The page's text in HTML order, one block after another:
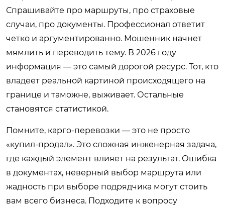
Спрашивайте про маршруты, про страховые
случаи, про документы. Профессионал ответит
четко и аргументированно. Мошенник начнет
мямлить и переводить тему. В 2026 году
информация — это самый дорогой ресурс. Тот, кто
владеет реальной картиной происходящего на
границе и таможне, выживает. Остальные
становятся статистикой.
Помните, карго-перевозки — это не просто
«купил-продал». Это сложная инженерная задача,
где каждый элемент влияет на результат. Ошибка
в документах, неверный выбор маршрута или
жадность при выборе подрядчика могут стоить
вам всего бизнеса. Подходите к вопросу